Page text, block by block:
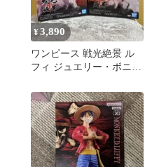
¥3,890
ワンピース 戦光絶景 ル
フィ ジュエリー・ボニー
ト